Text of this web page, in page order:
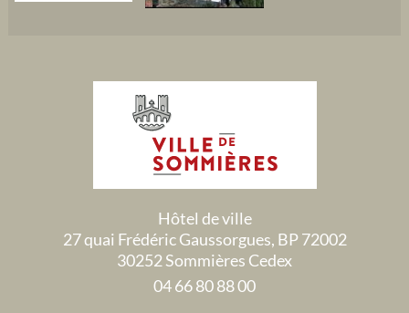
Hôtel de ville
27 quai Frédéric Gaussorgues, BP 72002
30252 Sommières Cedex
04 66 80 88 00